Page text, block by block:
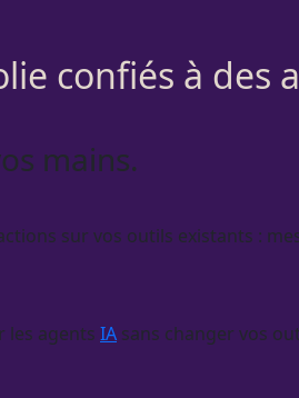
confiés à des
mains.
sur vos outils existants :
les agents IA sans changer vos